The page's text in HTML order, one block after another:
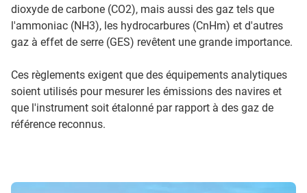
dioxyde de carbone (CO2), mais aussi des gaz tels que
l'ammoniac (NH3), les hydrocarbures (CnHm) et d'autres
gaz à effet de serre (GES) revêtent une grande importance.
Ces règlements exigent que des équipements analytiques
soient utilisés pour mesurer les émissions des navires et
que l'instrument soit étalonné par rapport à des gaz de
référence reconnus.